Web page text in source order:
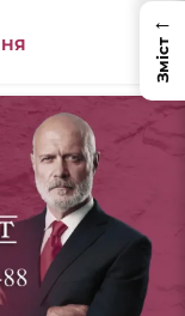
←
Зміст